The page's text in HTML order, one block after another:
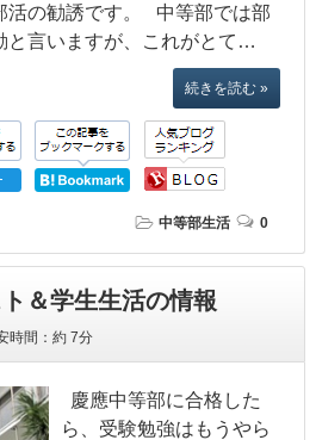
活の勧誘です。 中等部では部
と言いますが、これがとて…
続きを読む »
中等部生活 0
＆学生生活の情報
時間：約 7分
慶應中等部に合格した
ら、受験勉強はもうやら